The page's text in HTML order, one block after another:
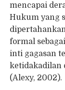
mencapai
Hukum yang
formal
inti gagasan
ketidakadilan
(Alexy, 2002).